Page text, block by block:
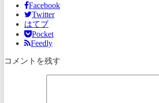
Facebook
Twitter
はてブ
Pocket
Feedly
コメントを残す